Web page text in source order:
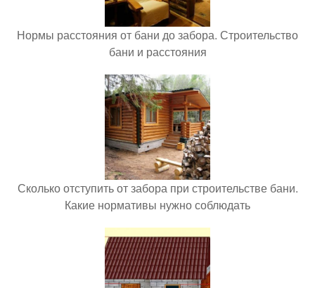
Нормы расстояния от бани до забора. Строительство
бани и расстояния
Сколько отступить от забора при строительстве бани.
Какие нормативы нужно соблюдать